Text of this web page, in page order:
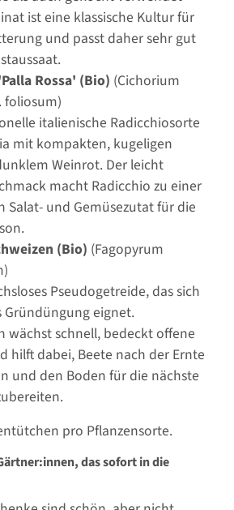
ist eine klassische Kultur für
und passt daher sehr gut
Rossa' (Bio) (Cichorium
foliosum)
italienische Radicchiosorte
mit kompakten, kugeligen
Weinrot. Der leicht
macht Radicchio zu einer
Salat- und Gemüsezutat für die
(Bio) (Fagopyrum
Pseudogetreide, das sich
Gründüngung eignet.
wächst schnell, bedeckt offene
hilft dabei, Beete nach der Ernte
und den Boden für die nächste
pro Pflanzensorte.
das sofort in die